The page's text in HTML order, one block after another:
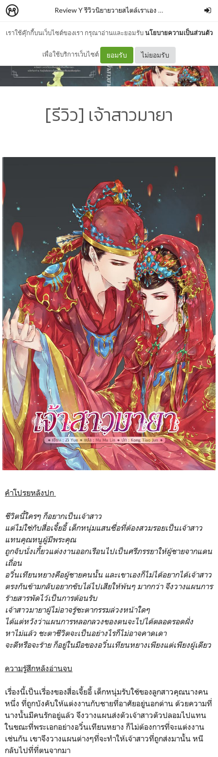
เราใช้คุ๊กกี้บนเว็บไซต์ของเรา กรุณาอ่านและยอมรับนโยบายความเป็นส่วนตัว
เพื่อใช้บริการเว็บไซต์ ยอมรับ ไม่ยอมรับ
Review Y รีวิวนิยายวายสไตล์เราเอง
[รีวิว] เจ้าสาวมายา
คำโปรยหลังปก
ชีวิตนี้ใครๆ ก็อยากเป็นเจ้าสาว
แต่ไม่ใช่กับสื่อเจี้ยอี้ เด็กหนุ่มแสนซื่อที่ต้องสวมรอยเป็นเจ้าสาว
แทนคุณหนูผู้มีพระคุณ
ถูกจับนั่งเกี้ยวแต่งงานออกเรือนไปเป็นศรีภรรยาให้ผู้ชายจากแดน
เถื่อน
อวิ๋นเทียนหยางคือผู้ชายคนนั้น และเขาเองก็ไม่ได้อยากได้เจ้าสาว
ตรงกันข้ามกลับอยากขับไล่ไปเสียให้พ้นๆ มากกว่า จึงวางแผนการ
ร้ายสารพัดไว้เป็นการต้อนรับ
เจ้าสาวมายาผู้ไม่อาจรู้ชะตากรรมล่วงหน้าใดๆ
ได้แต่หวังว่าแผนการหลอกลวงของตนจะไปได้ตลอดรอดฝั่ง
หาไม่แล้ว ชะตาชีวิตจะเป็นอย่างไรก็ไม่อาจคาดเดา
จะดีหรือจะร้าย ก็อยู่ในมือของอวิ๋นเทียนหยางเพียงแต่เพียงผู้เดียว
ความรู้สึกหลังอ่านจบ
เรื่องนี้เป็นเรื่องของสื่อเจี้ยอี้ เด็กหนุ่มรับใช้ของลูกสาวคุณนางคน
หนึ่ง ที่ถูกบังคับให้แต่งงานกับชายที่อาศัยอยู่นอกด่าน ด้วยความที่
นางนั้นมีคนรักอยู่แล้ว จึงวางแผนส่งตัวเจ้าสาวตัวปลอมไปแทน
ในขณะที่พระเอกอย่างอวิ๋นเทียนหยาง ก็ไม่ต้องการที่จะแต่งงาน
เช่นกัน เขาจึงวางแผนต่างๆที่จะทำให้เจ้าสาวที่ถูกส่งมานั้น หนี
กลับไปที่ที่ตนจากมา